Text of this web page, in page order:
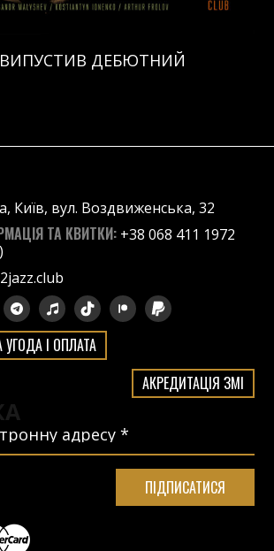
ВИПУСТИВ ДЕБЮТНИЙ
Київ, вул. Воздвиженська, 32
ТА КВИТКИ: +38 068 411 1972
І ОПЛАТА
АКРЕДИТАЦІЯ ЗМІ